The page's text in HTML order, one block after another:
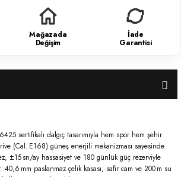
Mağazada
Değişim
İade
Garantisi
sertifikalı dalgıç tasarımıyla hem spor hem şehir
(Cal. E168) güneş enerjili mekanizması sayesinde
±15 sn/ay hassasiyet ve 180 günlük güç rezerviyle
mm paslanmaz çelik kasası, safir cam ve 200 m su